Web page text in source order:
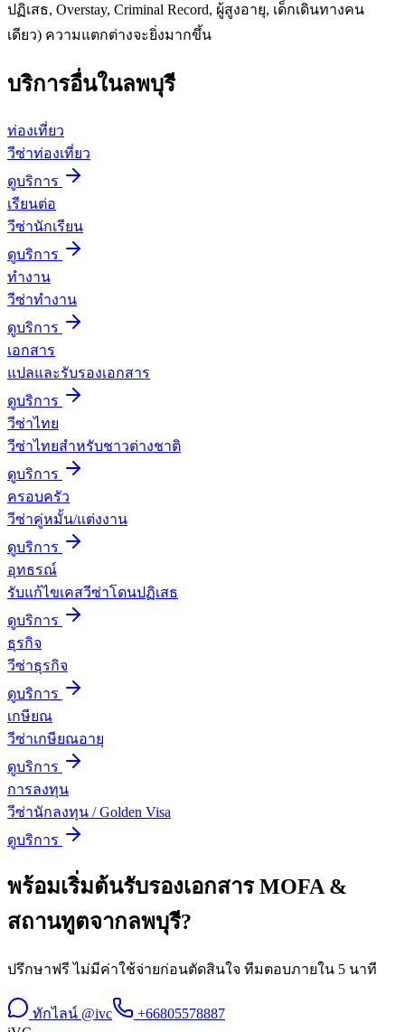
ปฏิเสธ, Overstay, Criminal Record, ผู้สูงอายุ, เด็กเดินทางคน
เดียว) ความแตกต่างจะยิ่งมากขึ้น
บริการอื่นในลพบุรี
ท่องเที่ยว
วีซ่าท่องเที่ยว
ดูบริการ
เรียนต่อ
วีซ่านักเรียน
ดูบริการ
ทำงาน
วีซ่าทำงาน
ดูบริการ
เอกสาร
แปลและรับรองเอกสาร
ดูบริการ
วีซ่าไทย
วีซ่าไทยสำหรับชาวต่างชาติ
ดูบริการ
ครอบครัว
วีซ่าคู่หมั้น/แต่งงาน
ดูบริการ
อุทธรณ์
รับแก้ไขเคสวีซ่าโดนปฏิเสธ
ดูบริการ
ธุรกิจ
วีซ่าธุรกิจ
ดูบริการ
เกษียณ
วีซ่าเกษียณอายุ
ดูบริการ
การลงทุน
วีซ่านักลงทุน / Golden Visa
ดูบริการ
พร้อมเริ่มต้นรับรองเอกสาร MOFA &
สถานทูตจากลพบุรี?
ปรึกษาฟรี ไม่มีค่าใช้จ่ายก่อนตัดสินใจ ทีมตอบภายใน 5 นาที
ทักไลน์ @ivc
+66805578887